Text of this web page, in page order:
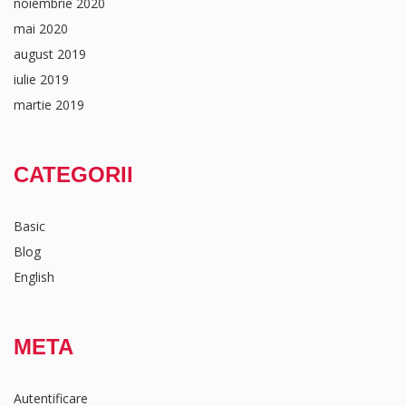
mai 2020
august 2019
iulie 2019
martie 2019
CATEGORII
Basic
Blog
English
META
Autentificare